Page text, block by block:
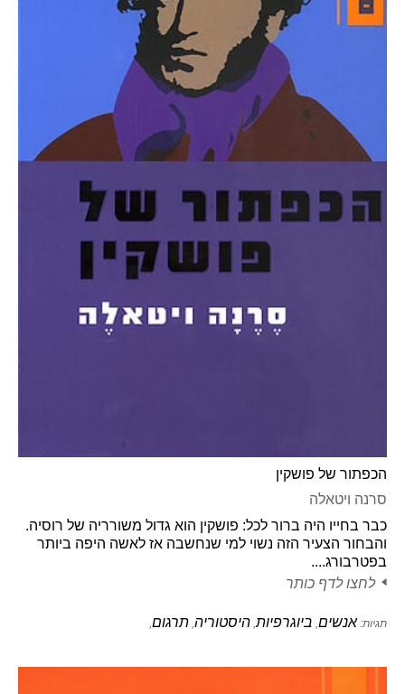
הכפתור של פושקין
סרנה ויטאלה
כבר בחייו היה ברור לכל: פושקין הוא גדול משורריה של רוסיה.
והבחור הצעיר הזה נשוי למי שנחשבה אז לאשה היפה ביותר
בפטרבורג....
לחצו לדף כותר
תגיות: אנשים, ביוגרפיות, היסטוריה, תרגום,